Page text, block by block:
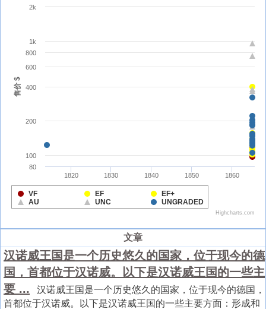
文章
汉诺威王国是一个历史悠久的国家，位于现今的德
国，首都位于汉诺威。以下是汉诺威王国的一些主
要 ... 汉诺威王国是一个历史悠久的国家，位于现今的德国，
首都位于汉诺威。以下是汉诺威王国的一些主要方面：形成和